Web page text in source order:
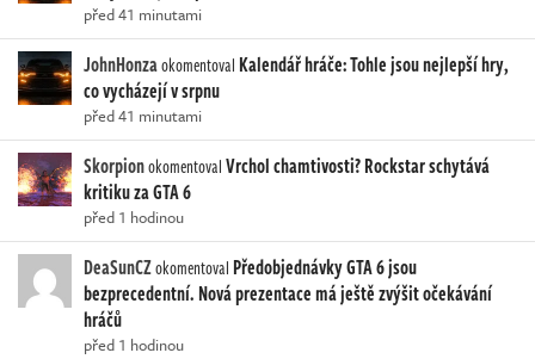
před 41 minutami
JohnHonzaokomentoval Kalendář hráče: Tohle jsou nejlepší hry,
co vycházejí v srpnu
před 41 minutami
SkorpionokomentovalVrchol chamtivosti? Rockstar schytává
kritiku za GTA 6
před 1 hodinou
DeaSunCZokomentoval Předobjednávky GTA 6 jsou
bezprecedentní. Nová prezentace má ještě zvýšit očekávání
hráčů
před 1 hodinou